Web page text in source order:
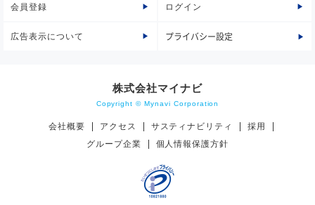
会員登録 ログイン
広告表示について プライバシー設定
株式会社マイナビ
Copyright © Mynavi Corporation
会社概要 アクセス サスティナビリティ
採用
グループ企業
個人情報保護方針